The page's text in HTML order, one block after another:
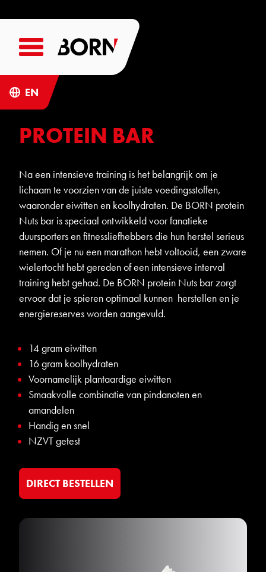
EN
PROTEIN BAR
Na een intensieve training is het belangrijk om je
lichaam te voorzien van de juiste voedingsstoffen,
waaronder eiwitten en koolhydraten. De BORN protein
Nuts bar is speciaal ontwikkeld voor fanatieke
duursporters en fitnessliefhebbers die hun herstel serieus
nemen. Of je nu een marathon hebt voltooid, een zware
wielertocht hebt gereden of een intensieve interval
training hebt gehad. De BORN protein Nuts bar zorgt
ervoor dat je spieren optimaal kunnen herstellen en je
energiereserves worden aangevuld.
14 gram eiwitten
16 gram koolhydraten
Voornamelijk plantaardige eiwitten
Smaakvolle combinatie van pindanoten en
amandelen
Handig en snel
NZVT getest
DIRECT BESTELLEN